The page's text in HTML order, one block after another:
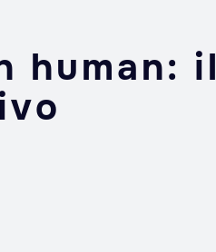
human: il